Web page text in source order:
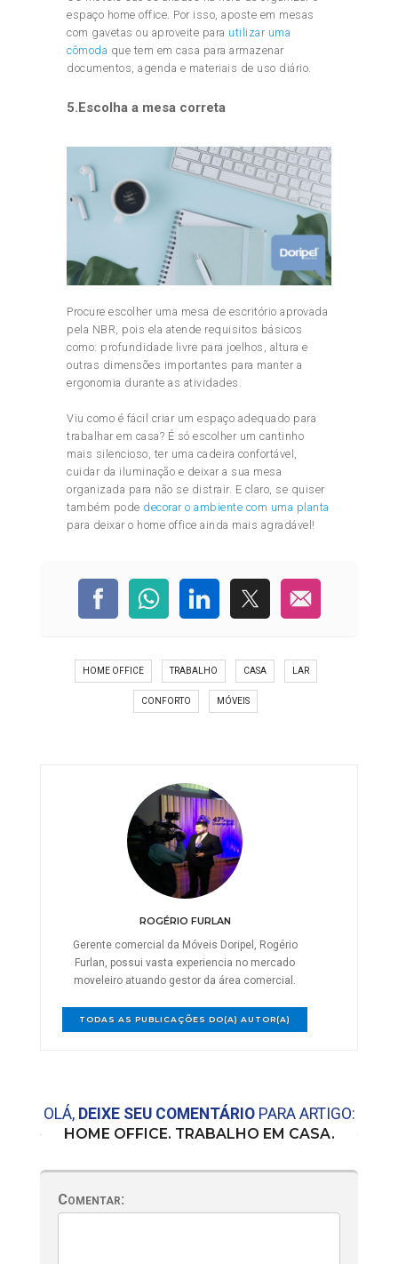
espaço home office. Por isso, aposte em mesas
com gavetas ou aproveite para utilizar uma
cômoda que tem em casa para armazenar
documentos, agenda e materiais de uso diário.
5.Escolha a mesa correta
Procure escolher uma mesa de escritório aprovada
pela NBR, pois ela atende requisitos básicos
como: profundidade livre para joelhos, altura e
outras dimensões importantes para manter a
ergonomia durante as atividades.
Viu como é fácil criar um espaço adequado para
trabalhar em casa? É só escolher um cantinho
mais silencioso, ter uma cadeira confortável,
cuidar da iluminação e deixar a sua mesa
organizada para não se distrair. E claro, se quiser
também pode decorar o ambiente com uma planta
para deixar o home office ainda mais agradável!
HOME OFFICE TRABALHO CASA LAR
CONFORTO MÓVEIS
ROGÉRIO FURLAN
Gerente comercial da Móveis Doripel, Rogério
Furlan, possui vasta experiencia no mercado
moveleiro atuando gestor da área comercial.
TODAS AS PUBLICAÇÕES DO(A) AUTOR(A)
OLÁ, DEIXE SEU COMENTÁRIOPARA ARTIGO:
HOME OFFICE. TRABALHO EM CASA.
Comentar: